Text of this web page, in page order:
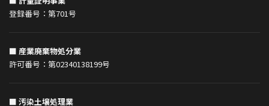
登録番号：第701号
■ 産業廃棄物処分業
許可番号：第02340138199号
■ 汚染土壌処理業